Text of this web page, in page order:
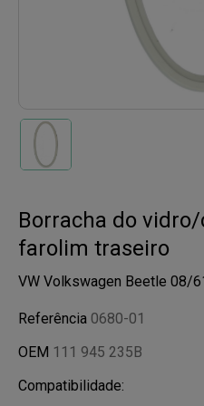
Borracha do
farolim traseiro
VW Volkswagen Beetle 08/
Referência 0680-01
OEM 111 945 235B
Compatibilidade: